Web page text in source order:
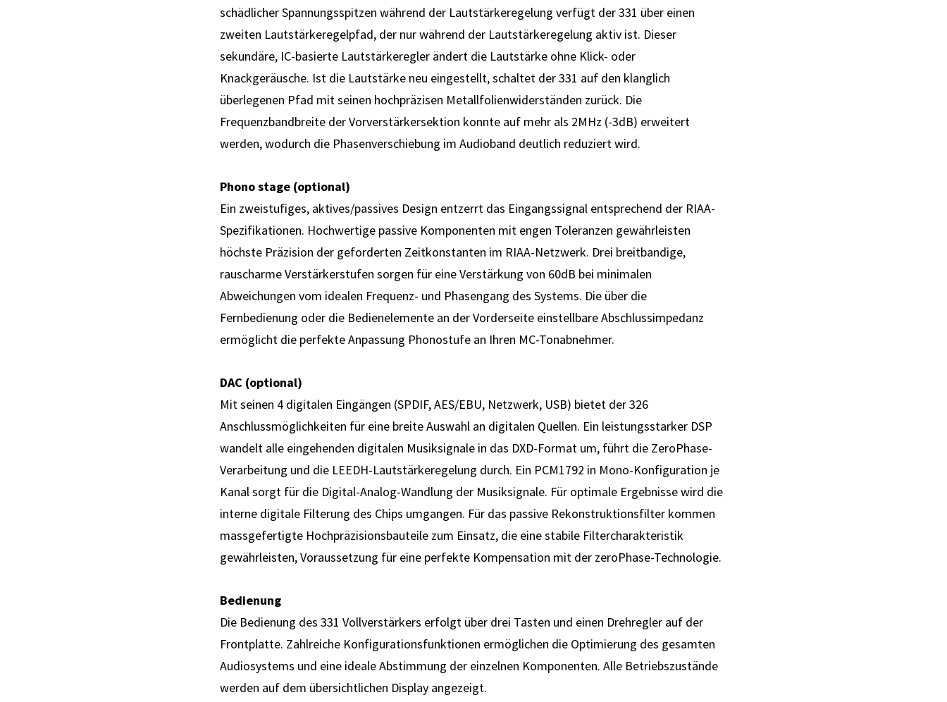
schädlicher Spannungsspitzen während der Lautstärkeregelung verfügt der 331 über einen
zweiten Lautstärkeregelpfad, der nur während der Lautstärkeregelung aktiv ist. Dieser
sekundäre, IC-basierte Lautstärkeregler ändert die Lautstärke ohne Klick- oder
Knackgeräusche. Ist die Lautstärke neu eingestellt, schaltet der 331 auf den klanglich
überlegenen Pfad mit seinen hochpräzisen Metallfolienwiderständen zurück. Die
Frequenzbandbreite der Vorverstärkersektion konnte auf mehr als 2MHz (-3dB) erweitert
werden, wodurch die Phasenverschiebung im Audioband deutlich reduziert wird.
Phono stage (optional)
Ein zweistufiges, aktives/passives Design entzerrt das Eingangssignal entsprechend der RIAA-
Spezifikationen. Hochwertige passive Komponenten mit engen Toleranzen gewährleisten
höchste Präzision der geforderten Zeitkonstanten im RIAA-Netzwerk. Drei breitbandige,
rauscharme Verstärkerstufen sorgen für eine Verstärkung von 60dB bei minimalen
Abweichungen vom idealen Frequenz- und Phasengang des Systems. Die über die
Fernbedienung oder die Bedienelemente an der Vorderseite einstellbare Abschlussimpedanz
ermöglicht die perfekte Anpassung Phonostufe an Ihren MC-Tonabnehmer.
DAC (optional)
Mit seinen 4 digitalen Eingängen (SPDIF, AES/EBU, Netzwerk, USB) bietet der 326
Anschlussmöglichkeiten für eine breite Auswahl an digitalen Quellen. Ein leistungsstarker DSP
wandelt alle eingehenden digitalen Musiksignale in das DXD-Format um, führt die ZeroPhase-
Verarbeitung und die LEEDH-Lautstärkeregelung durch. Ein PCM1792 in Mono-Konfiguration je
Kanal sorgt für die Digital-Analog-Wandlung der Musiksignale. Für optimale Ergebnisse wird die
interne digitale Filterung des Chips umgangen. Für das passive Rekonstruktionsfilter kommen
massgefertigte Hochpräzisionsbauteile zum Einsatz, die eine stabile Filtercharakteristik
gewährleisten, Voraussetzung für eine perfekte Kompensation mit der zeroPhase-Technologie.
Bedienung
Die Bedienung des 331 Vollverstärkers erfolgt über drei Tasten und einen Drehregler auf der
Frontplatte. Zahlreiche Konfigurationsfunktionen ermöglichen die Optimierung des gesamten
Audiosystems und eine ideale Abstimmung der einzelnen Komponenten. Alle Betriebszustände
werden auf dem übersichtlichen Display angezeigt.